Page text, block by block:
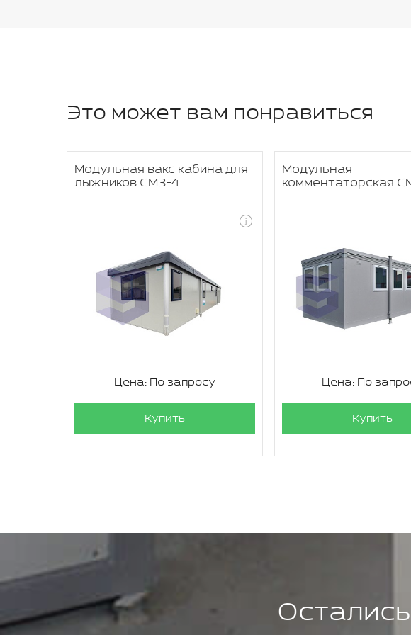
Это может вам понравиться
Модульная вакс кабина для
лыжников СМЗ-4
Цена: По запросу
Купить
Модульная
комментаторская
Цена: По
Купить